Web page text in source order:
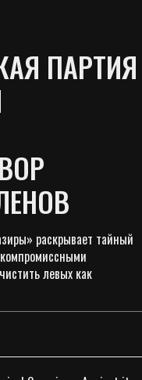
ПАРТИЯ
раскрывает тайный
левых как